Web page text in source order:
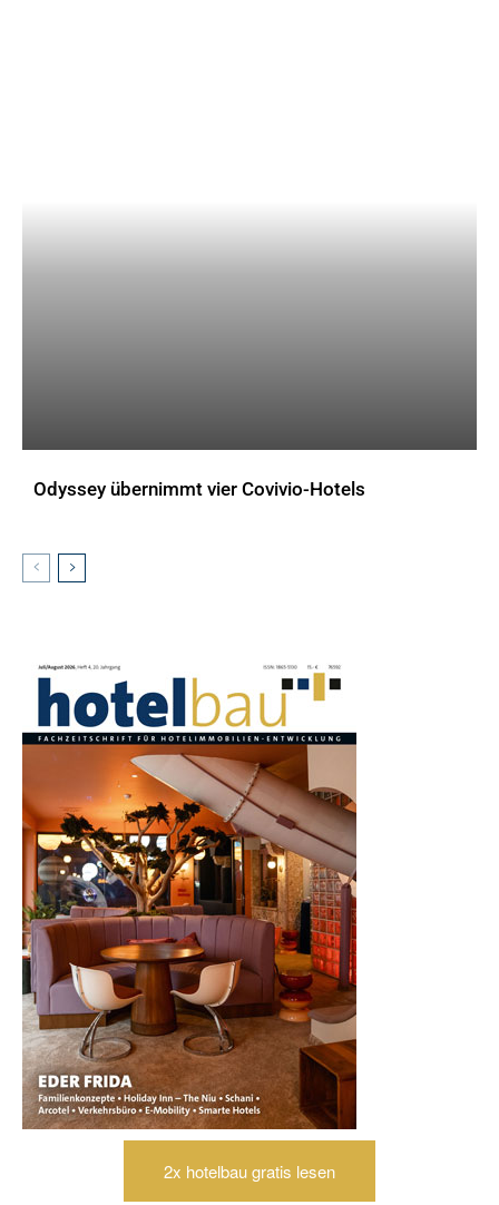
Odyssey übernimmt vier Covivio-Hotels
2x hotelbau gratis lesen